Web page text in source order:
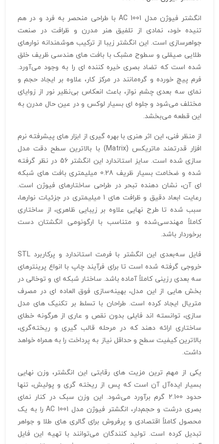
انگشتر فیوژن مدل AC 1001 با طراحی منحصر‌ به‌ فرد و در هم
تنیده خود، نمادی از تلفیق هنر مدرن و ظرافت در صنعت
جواهرسازی است. این انگشتر زیبا از ترکیب هوشمندانه نوارهای
طلایی صیقلی و سطوح مشبک با بافت‌ های هندسی ظریف خلق
شده است که تضاد بصری خیره‌ کننده‌ ای را به وجود می‌آورد.
فرم پیچ‌ خورده و گره‌مانند در مرکز کار، علاوه بر ایجاد حجم و
نمای سه‌ بعدی چشم‌ نواز، باعث انعکاس بی‌نظیر نور از زوایای
مختلف می‌شود و جلوه‌ ای بسیار لوکس و در عین حال مدرن به
این قطعه می‌بخشد.
از منظر فنی، این اثر هنری با بهره‌ گیری از ابزار های پیشرفته نرم‌
افزار قدرتمند ماتریکس (Matrix) با بالاترین سطح دقت مدل‌
سازی شده است. سایز استاندارد این انگشتر 56 در نظر گرفته
شده و ضخامت بسیار ظریف 0.28 میلیمتری بافت‌ های شبکه‌
ای آن، نشان‌ دهنده تبحر در طراحی ساختارهای فیوژن است.
رعایت ابعاد دقیق و ظرافت‌ های 1 میلیمتری در جزئیات نوارها،
سبب شده تا طرح نهایی علاوه بر زیبایی ظاهری، از ساختاری
کاملاً مهندسی‌شده و متناسب با ارگونومی انگشتان دست
برخوردار باشد.
فایل سه‌بعدی این انگشتر با فرمت استاندارد و پرکاربرد STL
خروجی گرفته شده است تا برای فرآیند چاپ با انواع پرینترهای
سه‌ بعدی رزینی کاملاً آماده باشد. ساختار شبکه‌ ای و توخالی در
بخش‌ هایی از این مدل، بهینه‌سازی فوق‌ العاده‌ ای در مصرف
متریال ایجاد کرده است. طراحان با تسلط بر تکنیک‌ های مدل‌
سازی، توانسته‌ اند فایلی بدون نقص و عاری از هرگونه خطای
ساختاری ارائه دهند که در مرحله قالب‌ گیری و ریخته‌گری،
بالاترین کیفیت سطح و حداقل نیاز به پرداخت را به همراه خواهد
داشت.
یکی از مهم‌ ترین مزیت‌ های رقابتی این انگشتر، وزن نهایی
بسیار ایده‌آل آن است که پس از ریخته‌ گری و پولیش، تنها
حدود 2.100 گرم برآورد می‌شود. این وزن سبک در کنار نمای
بصری درشت و حجم‌دار، انگشتر فیوژن مدل AC 1001 را به یک
محصول کاملاً اقتصادی و پرفروش برای گالری‌ های طلا و جواهر
تبدیل کرده است. تولید کنندگان می‌توانند با تهیه این فایل